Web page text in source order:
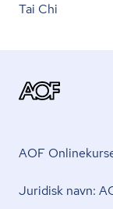
Tai Chi
AOF
Juridisk navn: